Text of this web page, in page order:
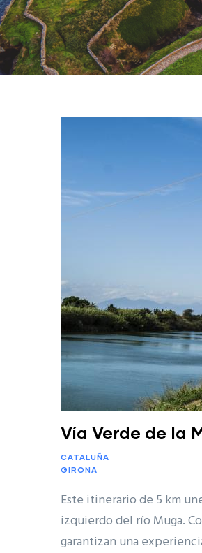
Vía Verde de la
CATALUÑA
GIRONA
Este itinerario de 5 km
izquierdo del río Muga.
garantizan una